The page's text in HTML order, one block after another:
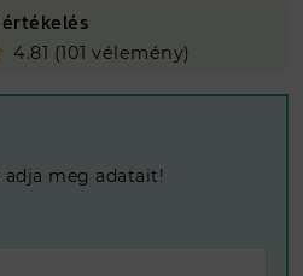
4.81 (101 vélemény)
adja meg adatait!